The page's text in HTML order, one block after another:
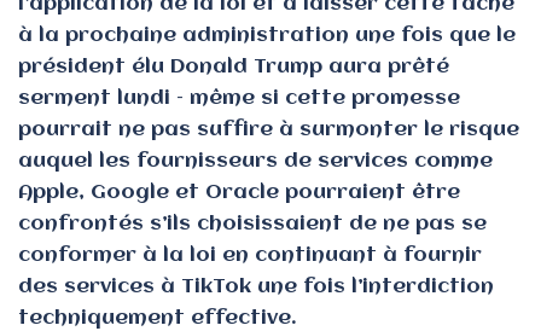
l’application de la loi et à laisser cette tâche
à la prochaine administration une fois que le
président élu Donald Trump aura prêté
serment lundi – même si cette promesse
pourrait ne pas suffire à surmonter le risque
auquel les fournisseurs de services comme
Apple, Google et Oracle pourraient être
confrontés s’ils choisissaient de ne pas se
conformer à la loi en continuant à fournir
des services à TikTok une fois l’interdiction
techniquement effective.